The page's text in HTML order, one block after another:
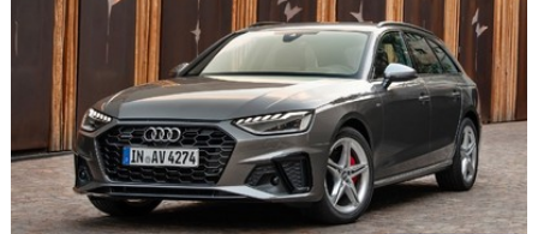
Flottes
Auto
Services
Forum